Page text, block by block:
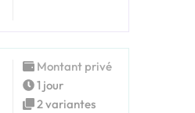
Montant privé
1 jour
2 variantes